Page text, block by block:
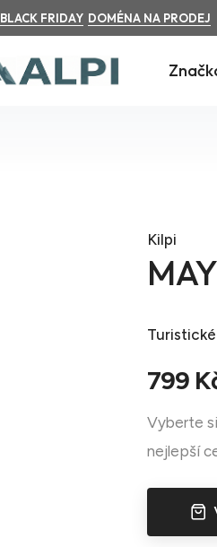
BLACK FRIDAY DOMÉNA NA PRODEJ
Kilpi
799
Vyberte si
nejlepší